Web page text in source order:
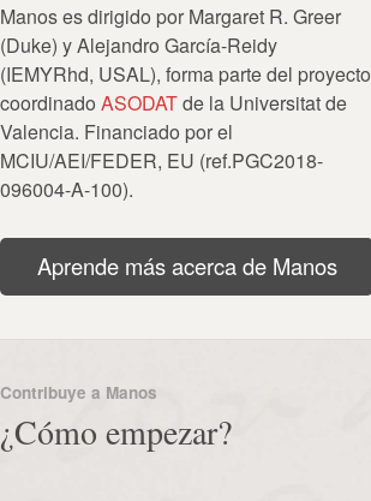
Manos es dirigido por Margaret R. Greer
(Duke) y Alejandro García-Reidy
(IEMYRhd, USAL), forma parte del proyecto
coordinado ASODATde la Universitat de
Valencia. Financiado por el
MCIU/AEI/FEDER, EU (ref.PGC2018-
096004-A-100).
Aprende más acerca de Manos
Contribuye a Manos
¿Cómo empezar?